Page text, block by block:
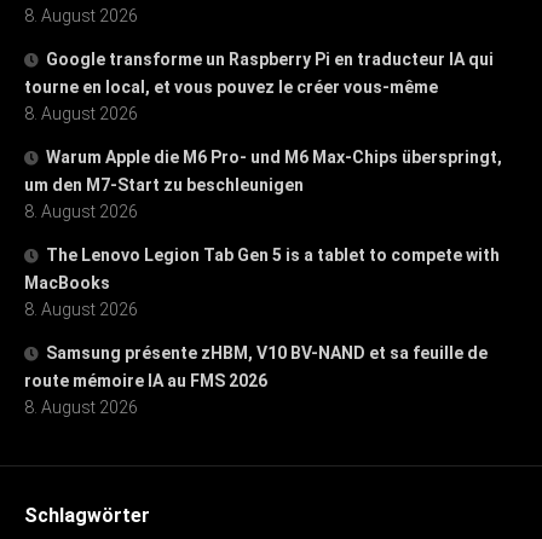
8. August 2026
Google transforme un Raspberry Pi en traducteur IA qui
tourne en local, et vous pouvez le créer vous-même
8. August 2026
Warum Apple die M6 Pro- und M6 Max-Chips überspringt,
um den M7-Start zu beschleunigen
8. August 2026
The Lenovo Legion Tab Gen 5 is a tablet to compete with
MacBooks
8. August 2026
Samsung présente zHBM, V10 BV-NAND et sa feuille de
route mémoire IA au FMS 2026
8. August 2026
Schlagwörter